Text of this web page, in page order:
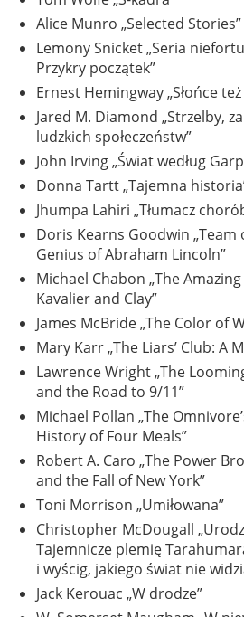
Alice Munro „Selected Stories”
Lemony Snicket „Seria
Przykry początek”
Ernest Hemingway „Słońce
Jared M. Diamond „Strzelby,
ludzkich społeczeństw”
John Irving „Świat według
Donna Tartt „Tajemna
Jhumpa Lahiri „Tłumacz
Doris Kearns Goodwin „Team
Genius of Abraham Lincoln”
Michael Chabon „The
Kavalier and Clay”
James McBride „The Color of
Mary Karr „The Liars’ Club: A
Lawrence Wright „The
and the Road to 9/11”
Michael Pollan „The
History of Four Meals”
Robert A. Caro „The Power
and the Fall of New York”
Toni Morrison „Umiłowana”
Christopher McDougall
Tajemnicze plemię
i wyścig, jakiego świat nie
Jack Kerouac „W drodze”